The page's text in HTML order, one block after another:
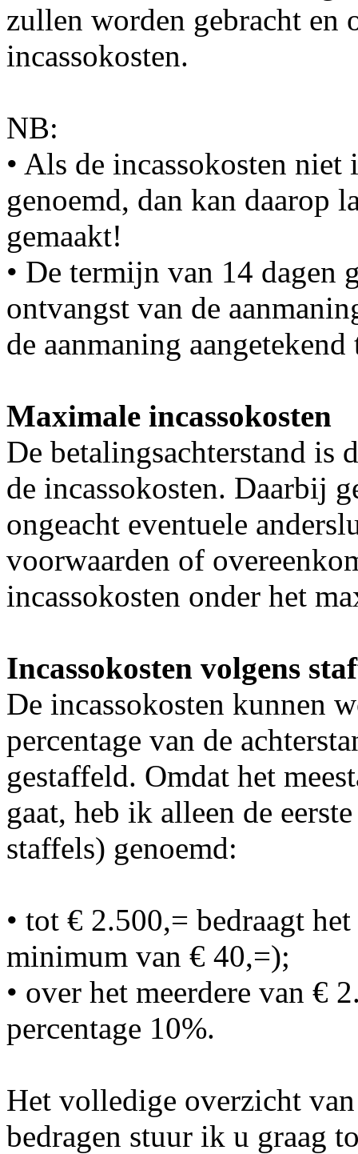
zullen worden gebracht en
incassokosten.
NB:
• Als de incassokosten
genoemd, dan kan daarop
gemaakt!
• De termijn van 14 dagen
ontvangst van de
de aanmaning
Maximale incassokosten
De betalingsachterstand is
de incassokosten. Daarbij
ongeacht eventuele
voorwaarden of
incassokosten onder het
Incassokosten volgens
De incassokosten kunnen
percentage van de
gestaffeld. Omdat het
gaat, heb ik alleen de
staffels) genoemd:
• tot € 2.500,= bedraagt
minimum van € 40,=);
• over het meerdere van €
percentage 10%.
Het volledige overzicht
bedragen stuur ik u graag